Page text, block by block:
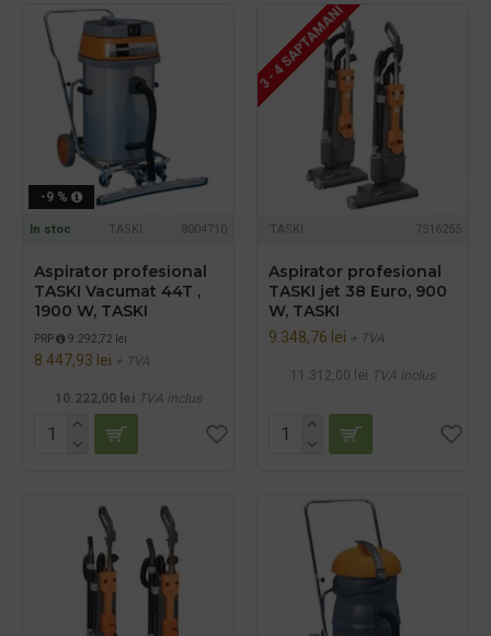
-9 %
In stoc TASKI 8004710
Aspirator profesional
TASKI Vacumat 44T ,
1900 W, TASKI
PRP 9.292,72 lei
8.447,93 lei + TVA
10.222,00 lei TVA inclus
3 - 4 SAPTAMANI
TASKI 7516255
Aspirator profesional
TASKI jet 38 Euro, 900
W, TASKI
9.348,76 lei + TVA
11.312,00 lei TVA inclus